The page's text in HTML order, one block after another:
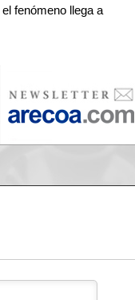
fenómeno llega a